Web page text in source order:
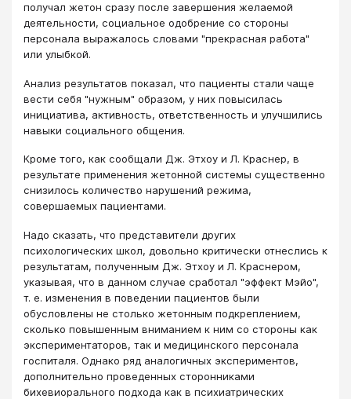
получал жетон сразу после завершения желаемой
деятельности, социальное одобрение со стороны
персонала выражалось словами "прекрасная работа"
или улыбкой.
Анализ результатов показал, что пациенты стали чаще
вести себя "нужным" образом, у них повысилась
инициатива, активность, ответственность и улучшились
навыки социального общения.
Кроме того, как сообщали Дж. Этхоу и Л. Краснер, в
результате применения жетонной системы существенно
снизилось количество нарушений режима,
совершаемых пациентами.
Надо сказать, что представители других
психологических школ, довольно критически отнеслись к
результатам, полученным Дж. Этхоу и Л. Краснером,
указывая, что в данном случае сработал "эффект Мэйо",
т. е. изменения в поведении пациентов были
обусловлены не столько жетонным подкреплением,
сколько повышенным вниманием к ним со стороны как
экспериментаторов, так и медицинского персонала
госпиталя. Однако ряд аналогичных экспериментов,
дополнительно проведенных сторонниками
бихевиорального подхода как в психиатрических